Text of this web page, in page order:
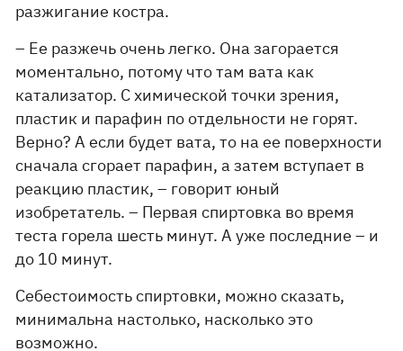
разжигание костра.
– Ее разжечь очень легко. Она загорается
моментально, потому что там вата как
катализатор. С химической точки зрения,
пластик и парафин по отдельности не горят.
Верно? А если будет вата, то на ее поверхности
сначала сгорает парафин, а затем вступает в
реакцию пластик, – говорит юный
изобретатель. – Первая спиртовка во время
теста горела шесть минут. А уже последние – и
до 10 минут.
Себестоимость спиртовки, можно сказать,
минимальна настолько, насколько это
возможно.